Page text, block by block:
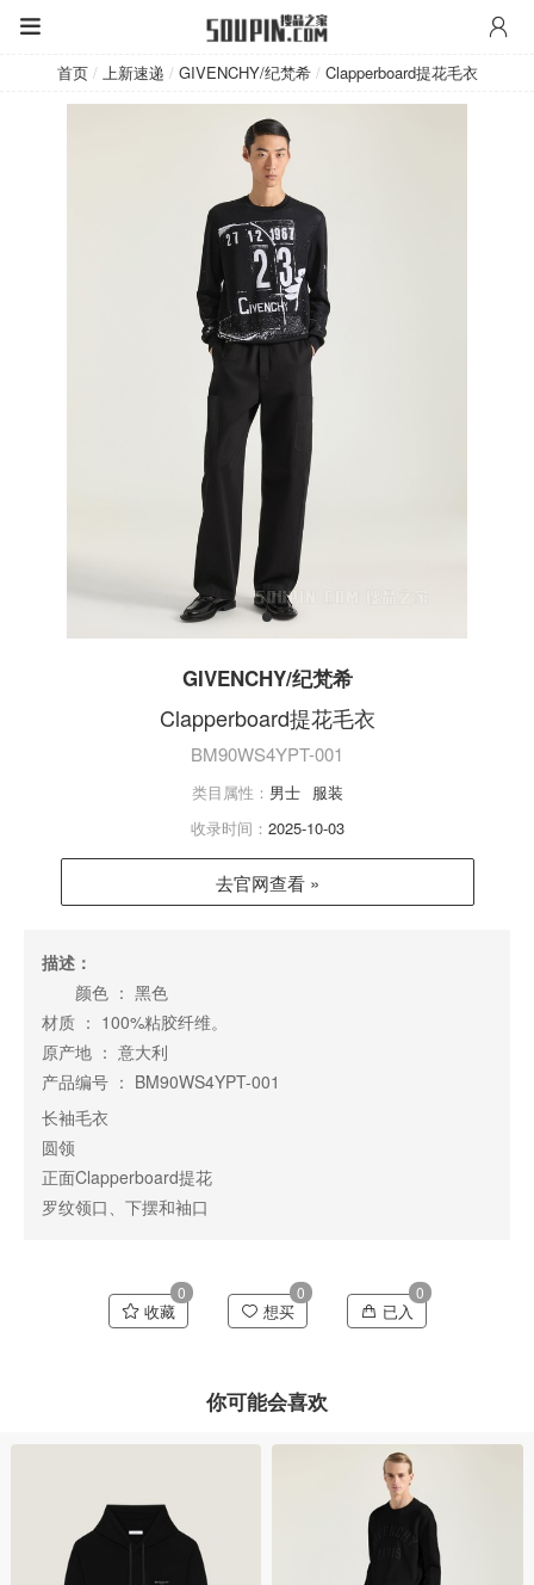
首页 / 上新速递 / GIVENCHY/纪梵希 /Clapperboard提花毛衣
GIVENCHY/纪梵希
Clapperboard提花毛衣
BM90WS4YPT-001
类目属性： 男士
服装
收录时间： 2025-10-03
去官网查看 »
描述：
颜色 ： 黑色
材质 ： 100%粘胶纤维。
原产地 ： 意大利
产品编号 ： BM90WS4YPT-001
长袖毛衣
圆领
正面Clapperboard提花
罗纹领口、下摆和袖口
收藏
0
想买
0
已入
0
你可能会喜欢
GIVENCHY/纪梵希